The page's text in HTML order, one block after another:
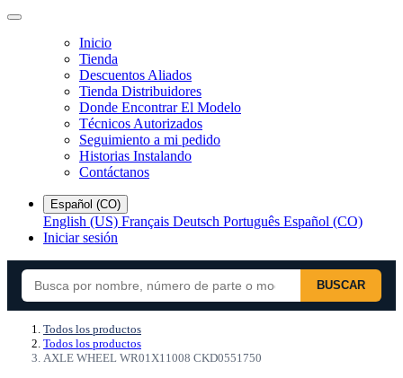
Inicio
Tienda
Descuentos Aliados
Tienda Distribuidores
Donde Encontrar El Modelo
Técnicos Autorizados
Seguimiento a mi pedido
Historias Instalando
Contáctanos
Español (CO)
English (US) Français Deutsch Português Español (CO)
Iniciar sesión
BUSCAR
Todos los productos
Todos los productos
AXLE WHEEL WR01X11008 CKD0551750